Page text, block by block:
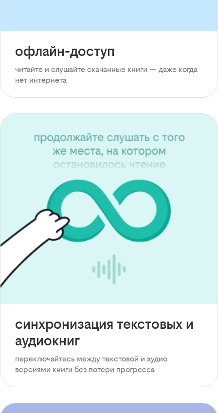
офлайн-доступ
читайте и слушайте скачанные книги — даже когда
нет интернета
синхронизация текстовых и
аудиокниг
переключайтесь между текстовой и аудио
версиями книги без потери прогресса